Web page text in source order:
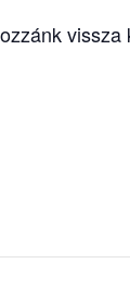
vissza